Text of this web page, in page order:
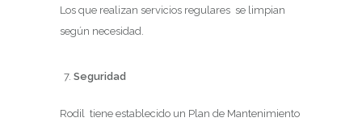
Los que realizan servicios regulares se limpian
según necesidad.
Seguridad
Rodil tiene establecido un Plan de Mantenimiento